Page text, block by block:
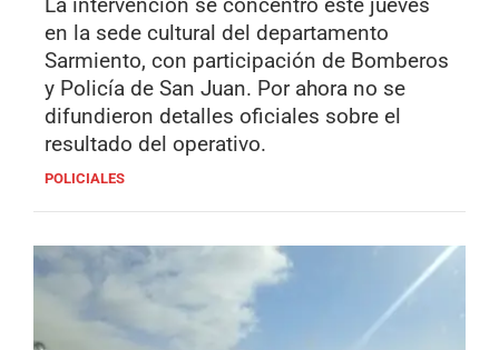
en la sede cultural del departamento
Sarmiento, con participación de Bomberos
y Policía de San Juan. Por ahora no se
difundieron detalles oficiales sobre el
resultado del operativo.
POLICIALES